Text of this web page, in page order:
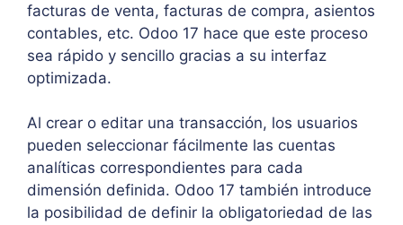
facturas de venta, facturas de compra, asientos
contables, etc. Odoo 17 hace que este proceso
sea rápido y sencillo gracias a su interfaz
optimizada.
Al crear o editar una transacción, los usuarios
pueden seleccionar fácilmente las cuentas
analíticas correspondientes para cada
dimensión definida. Odoo 17 también introduce
la posibilidad de definir la obligatoriedad de las